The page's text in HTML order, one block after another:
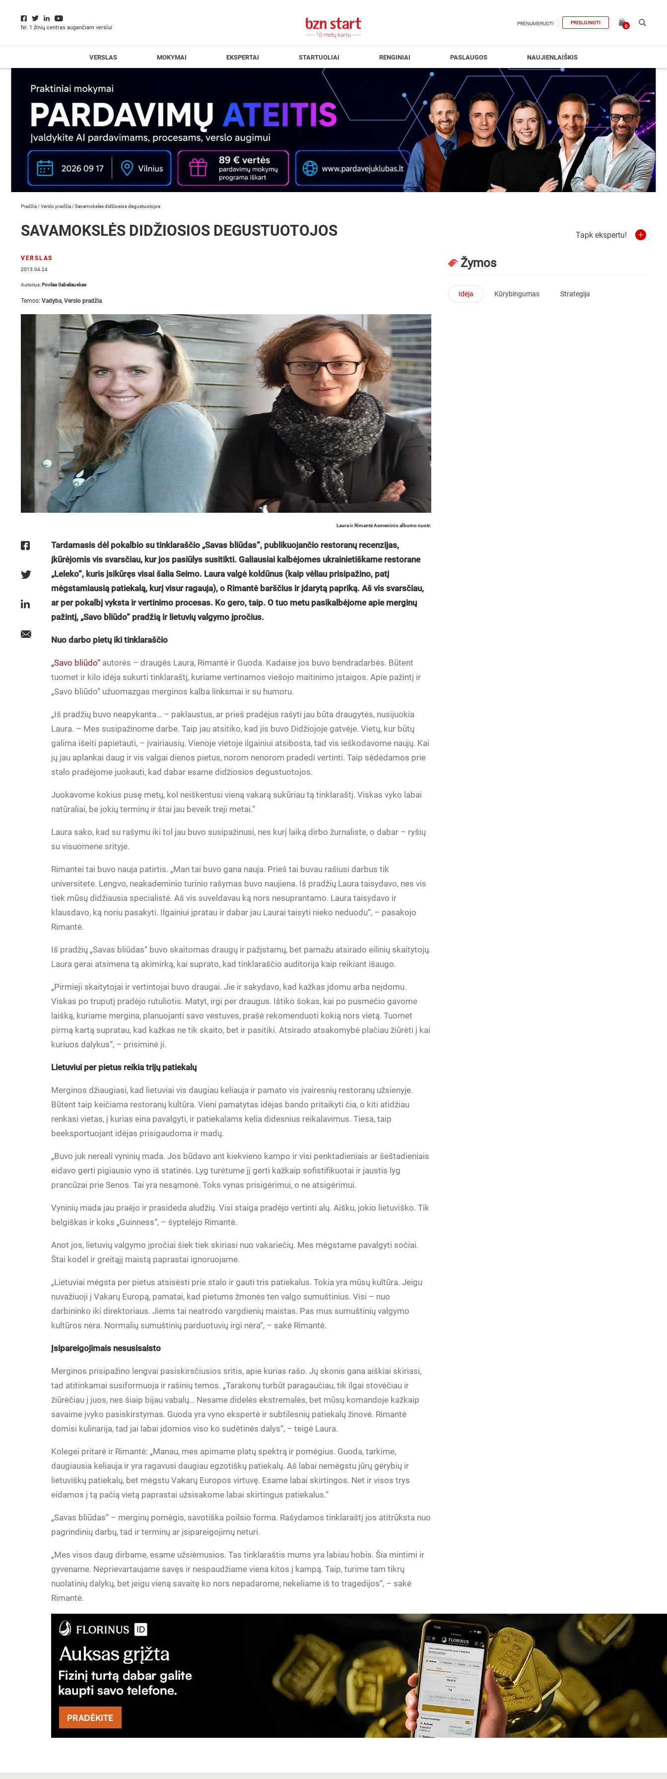
Nr. 1 žinių centras augančiam verslui
PRENUMERUOTI PRISIJUNGTI
0
VERSLAS MOKYMAI EKSPERTAI STARTUOLIAI RENGINIAI PASLAUGOS NAUJIENLAIŠKIS
Pradžia /Verslo pradžia /Savamokslės didžiosios degustuotojos
SAVAMOKSLĖS DIDŽIOSIOS DEGUSTUOTOJOS
VERSLAS
2013.04.24
Autorius: Povilas Sabaliauskas
Temos: Vadyba, Verslo pradžia.
Laura ir Rimantė Asmeninio albumo nuotr.
Tardamasis dėl pokalbio su tinklaraščio „Savas bliūdas“, publikuojančio restoranų recenzijas,
įkūrėjomis vis svarsčiau, kur jos pasiūlys susitikti. Galiausiai kalbėjomes ukrainietiškame restorane
„Leleko“, kuris įsikūręs visai šalia Seimo. Laura valgė koldūnus (kaip vėliau prisipažino, patį
mėgstamiausią patiekalą, kurį visur ragauja), o Rimantė barščius ir įdarytą papriką. Aš vis svarsčiau,
ar per pokalbį vyksta ir vertinimo procesas. Ko gero, taip. O tuo metu pasikalbėjome apie merginų
pažintį, „Savo bliūdo“ pradžią ir lietuvių valgymo įpročius.
Nuo darbo pietų iki tinklaraščio
„Savo bliūdo“ autorės – draugės Laura, Rimantė ir Guoda. Kadaise jos buvo bendradarbės. Būtent
tuomet ir kilo idėja sukurti tinklaraštį, kuriame vertinamos viešojo maitinimo įstaigos. Apie pažintį ir
„Savo bliūdo“ užuomazgas merginos kalba linksmai ir su humoru.
„Iš pradžių buvo neapykanta… – paklaustus, ar prieš pradėjus rašyti jau būta draugytės, nusijuokia
Laura. – Mes susipažinome darbe. Taip jau atsitiko, kad jis buvo Didžiojoje gatvėje. Vietų, kur būtų
galima išeiti papietauti, – įvairiausių. Vienoje vietoje ilgainiui atsibosta, tad vis ieškodavome naujų. Kai
jų jau aplankai daug ir vis valgai dienos pietus, norom nenorom pradedi vertinti. Taip sėdėdamos prie
stalo pradėjome juokauti, kad dabar esame didžiosios degustuotojos.
Juokavome kokius pusę metų, kol neiškentusi vieną vakarą sukūriau tą tinklaraštį. Viskas vyko labai
natūraliai, be jokių terminų ir štai jau beveik treji metai.“
Laura sako, kad su rašymu iki tol jau buvo susipažinusi, nes kurį laiką dirbo žurnaliste, o dabar – ryšių
su visuomene srityje.
Rimantei tai buvo nauja patirtis. „Man tai buvo gana nauja. Prieš tai buvau rašiusi darbus tik
universitete. Lengvo, neakademinio turinio rašymas buvo naujiena. Iš pradžių Laura taisydavo, nes vis
tiek mūsų didžiausia specialistė. Aš vis suveldavau ką nors nesuprantamo. Laura taisydavo ir
klausdavo, ką noriu pasakyti. Ilgainiui įpratau ir dabar jau Laurai taisyti nieko neduodu“, – pasakojo
Rimantė.
Iš pradžių „Savas bliūdas“ buvo skaitomas draugų ir pažįstamų, bet pamažu atsirado eilinių skaitytojų.
Laura gerai atsimena tą akimirką, kai suprato, kad tinklaraščio auditorija kaip reikiant išaugo.
„Pirmieji skaitytojai ir vertintojai buvo draugai. Jie ir sakydavo, kad kažkas įdomu arba neįdomu.
Viskas po truputį pradėjo rutuliotis. Matyt, irgi per draugus. Ištiko šokas, kai po pusmečio gavome
laišką, kuriame mergina, planuojanti savo vestuves, prašė rekomenduoti kokią nors vietą. Tuomet
pirmą kartą supratau, kad kažkas ne tik skaito, bet ir pasitiki. Atsirado atsakomybė plačiau žiūrėti į kai
kuriuos dalykus“, – prisiminė ji.
Lietuviui per pietus reikia trijų patiekalų
Merginos džiaugiasi, kad lietuviai vis daugiau keliauja ir pamato vis įvairesnių restoranų užsienyje.
Būtent taip keičiama restoranų kultūra. Vieni pamatytas idėjas bando pritaikyti čia, o kiti atidžiau
renkasi vietas, į kurias eina pavalgyti, ir patiekalams kelia didesnius reikalavimus. Tiesa, taip
beeksportuojant idėjas prisigaudoma ir madų.
„Buvo juk nereali vyninių mada. Jos būdavo ant kiekvieno kampo ir visi penktadieniais ar šeštadieniais
eidavo gerti pigiausio vyno iš statinės. Lyg turėtume jį gerti kažkaip sofistifikuotai ir jaustis lyg
prancūzai prie Senos. Tai yra nesąmonė. Toks vynas prisigėrimui, o ne atsigėrimui.
Vyninių mada jau praėjo ir prasideda aludžių. Visi staiga pradėjo vertinti alų. Aišku, jokio lietuviško. Tik
belgiškas ir koks „Guinness“, – šyptelėjo Rimantė.
Anot jos, lietuvių valgymo įpročiai šiek tiek skiriasi nuo vakariečių. Mes mėgstame pavalgyti sočiai.
Štai kodėl ir greitąjį maistą paprastai ignoruojame.
„Lietuviai mėgsta per pietus atsisėsti prie stalo ir gauti tris patiekalus. Tokia yra mūsų kultūra. Jeigu
nuvažiuoji į Vakarų Europą, pamatai, kad pietums žmonės ten valgo sumuštinius. Visi – nuo
darbininko iki direktoriaus. Jiems tai neatrodo vargdienių maistas. Pas mus sumuštinių valgymo
kultūros nėra. Normalių sumuštinių parduotuvių irgi nėra“, – sakė Rimantė.
Įsipareigojimais nesusisaisto
Merginos prisipažino lengvai pasiskirsčiusios sritis, apie kurias rašo. Jų skonis gana aiškiai skiriasi,
tad atitinkamai susiformuoja ir rašinių temos. „Tarakonų turbūt paragaučiau, tik ilgai stovėčiau ir
žiūrėčiau į juos, nes šiaip bijau vabalų… Nesame didelės ekstremalės, bet mūsų komandoje kažkaip
savaime įvyko pasiskirstymas. Guoda yra vyno ekspertė ir subtilesnių patiekalų žinovė. Rimantė
domisi kulinarija, tad jai labai įdomios viso ko sudėtinės dalys“, – teigė Laura.
Kolegei pritarė ir Rimantė: „Manau, mes apimame platų spektrą ir pomėgius. Guoda, tarkime,
daugiausia keliauja ir yra ragavusi daugiau egzotiškų patiekalų. Aš labai nemėgstu jūrų gėrybių ir
lietuviškų patiekalų, bet mėgstu Vakarų Europos virtuvę. Esame labai skirtingos. Net ir visos trys
eidamos į tą pačią vietą paprastai užsisakome labai skirtingus patiekalus.“
„Savas bliūdas“ – merginų pomėgis, savotiška poilsio forma. Rašydamos tinklaraštį jos atitrūksta nuo
pagrindinių darbų, tad ir terminų ar įsipareigojimų neturi.
„Mes visos daug dirbame, esame užsiėmusios. Tas tinklaraštis mums yra labiau hobis. Šia mintimi ir
gyvename. Neprievartaujame savęs ir nespaudžiame viena kitos į kampą. Taip, turime tam tikrų
nuolatinių dalykų, bet jeigu vieną savaitę ko nors nepadarome, nekeliame iš to tragedijos“, – sakė
Rimantė.
Tapk ekspertu!
Žymos
Idėja Kūrybingumas Strategija